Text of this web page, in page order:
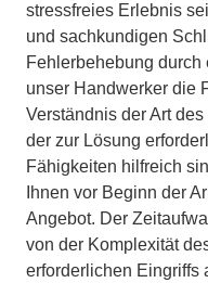
stressfreies Erlebnis
und sachkundigen
Fehlerbehebung
unser Handwerker die
Verständnis der Art
der zur Lösung
Fähigkeiten hilfreich
Ihnen vor Beginn der
Angebot. Der
von der Komplexität
erforderlichen Eingriffs